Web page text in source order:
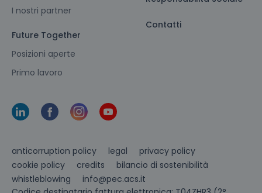
I nostri partner
Future Together
Posizioni aperte
Primo lavoro
Contatti
anticorruption policy legal
privacy policy
cookie policy
credits
bilancio di sostenibilità
whistleblowing
info@pec.acs.it